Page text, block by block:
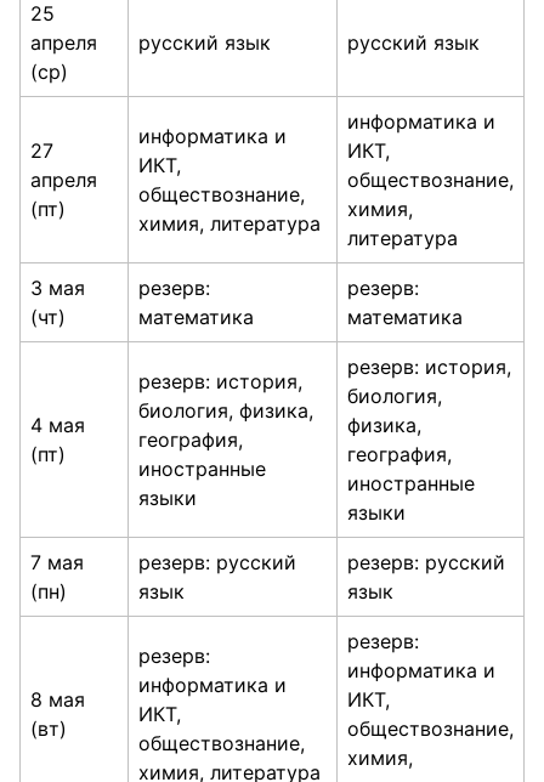
25
апреля
(ср)
русский язык русский язык
27
апреля
(пт)
информатика и
ИКТ,
обществознание,
химия, литература
информатика и
ИКТ,
обществознание,
химия,
литература
3 мая
(чт)
резерв:
математика
резерв:
математика
4 мая
(пт)
резерв: история,
биология, физика,
география,
иностранные
языки
резерв: история,
биология,
физика,
география,
иностранные
языки
7 мая
(пн)
резерв: русский
язык
резерв: русский
язык
8 мая
(вт)
резерв:
информатика и
ИКТ,
обществознание,
химия, литература
резерв:
информатика и
ИКТ,
обществознание,
химия,